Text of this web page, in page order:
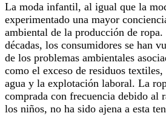
La moda infantil, al igual que la
experimentado una mayor
ambiental de la producción de
décadas, los consumidores se han
de los problemas ambientales
como el exceso de residuos
agua y la explotación laboral. La
comprada con frecuencia debido al
los niños, no ha sido ajena a esta